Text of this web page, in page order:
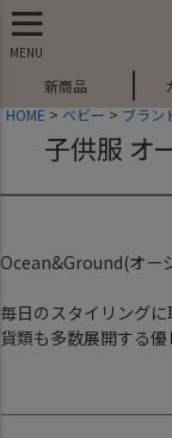
MENU
新商品
HOME
ベビー ブラン
子供服 オ
Ocean&Ground(オー
毎日のスタイリング
貨類も多数展開する優